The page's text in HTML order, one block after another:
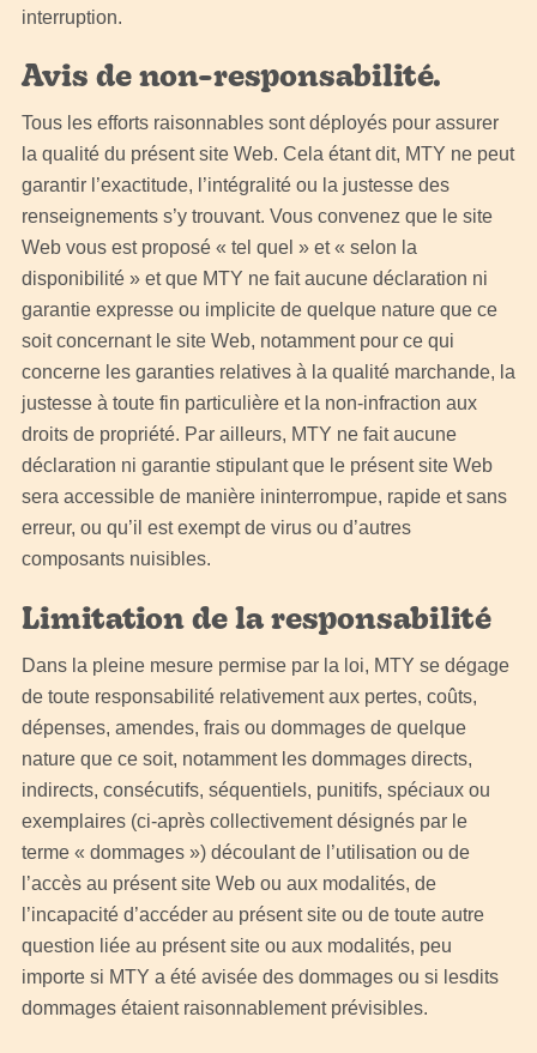
interruption.
Avis de non-responsabilité.
Tous les efforts raisonnables sont déployés pour assurer
la qualité du présent site Web. Cela étant dit, MTY ne peut
garantir l’exactitude, l’intégralité ou la justesse des
renseignements s’y trouvant. Vous convenez que le site
Web vous est proposé « tel quel » et « selon la
disponibilité » et que MTY ne fait aucune déclaration ni
garantie expresse ou implicite de quelque nature que ce
soit concernant le site Web, notamment pour ce qui
concerne les garanties relatives à la qualité marchande, la
justesse à toute fin particulière et la non-infraction aux
droits de propriété. Par ailleurs, MTY ne fait aucune
déclaration ni garantie stipulant que le présent site Web
sera accessible de manière ininterrompue, rapide et sans
erreur, ou qu’il est exempt de virus ou d’autres
composants nuisibles.
Limitation de la responsabilité
Dans la pleine mesure permise par la loi, MTY se dégage
de toute responsabilité relativement aux pertes, coûts,
dépenses, amendes, frais ou dommages de quelque
nature que ce soit, notamment les dommages directs,
indirects, consécutifs, séquentiels, punitifs, spéciaux ou
exemplaires (ci-après collectivement désignés par le
terme « dommages ») découlant de l’utilisation ou de
l’accès au présent site Web ou aux modalités, de
l’incapacité d’accéder au présent site ou de toute autre
question liée au présent site ou aux modalités, peu
importe si MTY a été avisée des dommages ou si lesdits
dommages étaient raisonnablement prévisibles.